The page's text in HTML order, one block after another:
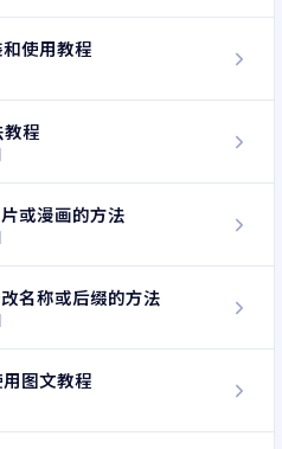
使用教程
程
或漫画的方法
名称或后缀的方法
图文教程